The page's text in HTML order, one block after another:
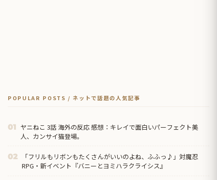
POPULAR POSTS / ネットで話題の人気記事
01 ヤニねこ 3話 海外の反応 感想：キレイで面白いパーフェクト美
人、カンサイ猫登場。
02
「フリルもリボンもたくさんがいいのよね、ふふっ♪」対魔忍
RPG・新イベント『バニーとヨミハラクライシス』